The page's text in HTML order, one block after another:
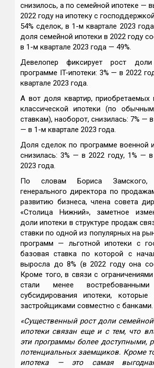
снизилось, а по семейной ипотеке —
2022 году на ипотеку с
54% сделок, в 1-м квартале 2023
доля семейной ипотеки в 2022 году
в 1-м квартале 2023 года — 49%.
Девелопер фиксирует рост
программе IT-ипотеки: 3% — в 2022
квартале 2023 года.
А вот доля квартир, приобретаемых
классической ипотеки (по
ставкам), наоборот, снизилась: 7% — в
— в 1-м квартале 2023 года.
Доля сделок по программе военной
снизилась: 3% — в 2022 году, 1% —
2023 года.
По словам Бориса Замского,
генерального директора по
развитию бизнеса, члена совета
«Столица Нижний», заметное
доли ипотеки в структуре продаж
ставки по одной из популярных на
программ — льготной ипотеки с
базовая ставка по которой с
выросла до 8% (в 2022 году она
Кроме того, в связи с
стали менее
субсидирования ипотеки, которые
застройщиками совместно с банками.
«Существенный рост доли
ипотеки связан еще и с тем, что
эти программы более доступными,
потенциальных заемщиков. Кроме
ипотека — это самая